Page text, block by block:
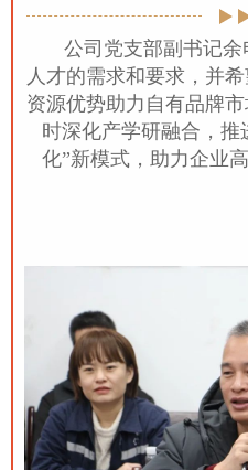
公司党支部副书记
人才的需求和要求，并
资源优势助力自有品牌
时深化产学研融合，推
化”新模式，助力企业